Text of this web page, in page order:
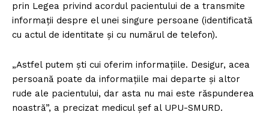
prin Legea privind acordul pacientului de a transmite
informații despre el unei singure persoane (identificată
cu actul de identitate și cu numărul de telefon).
„Astfel putem ști cui oferim informațiile. Desigur, acea
persoană poate da informațiile mai departe și altor
rude ale pacientului, dar asta nu mai este răspunderea
noastră”, a precizat medicul șef al UPU-SMURD.